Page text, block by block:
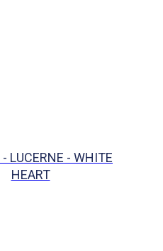
LUCERNE - WHITE
HEART